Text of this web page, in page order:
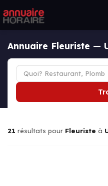
Annuaire Fleuriste —
21 résultats pour Fleuriste à